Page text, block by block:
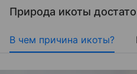
Природа икоты
В чем причина икоты?